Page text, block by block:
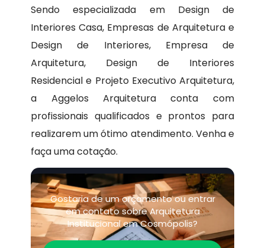
Sendo especializada em Design de
Interiores Casa, Empresas de Arquitetura e
Design de Interiores, Empresa de
Arquitetura, Design de Interiores
Residencial e Projeto Executivo Arquitetura,
a Aggelos Arquitetura conta com
profissionais qualificados e prontos para
realizarem um ótimo atendimento. Venha e
faça uma cotação.
Gostaria de um orçamento ou entrar
em contato sobre Arquitetura
Institucional em Cosmópolis?